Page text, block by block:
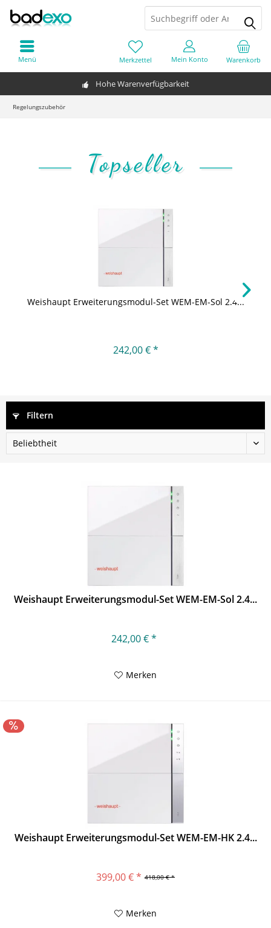
Hohe Warenverfügbarkeit
Warenkorb
Merkzettel Mein Konto
Menü
Regelungszubehör
Topseller
Weishaupt Erweiterungsmodul-Set WEM-EM-Sol 2.4...
242,00 € *
Filtern
Weishaupt Erweiterungsmodul-Set WEM-EM-Sol 2.4...
242,00 € *
Merken
Weishaupt Erweiterungsmodul-Set WEM-EM-HK 2.4...
418,00 € *
399,00 € *
Merken